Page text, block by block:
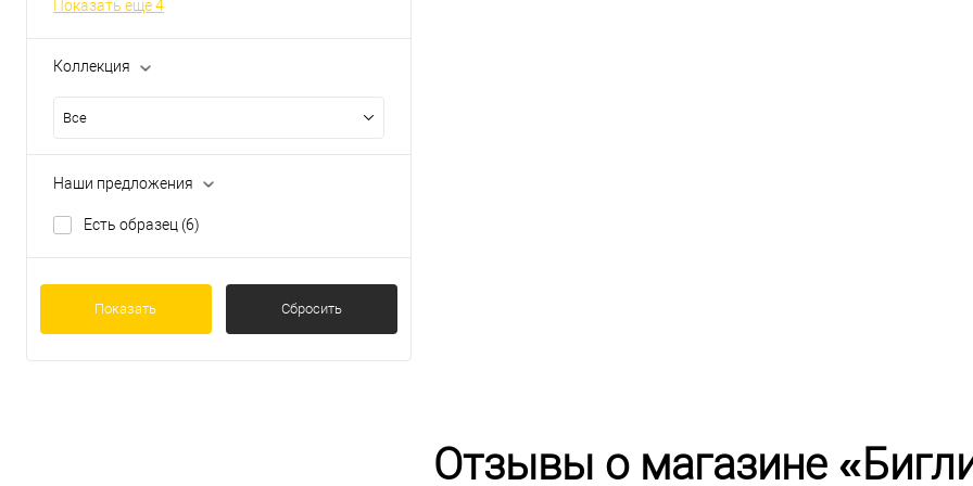
Показать ещё 4
Коллекция
Все
Наши предложения
Есть образец (6)
Показать Сбросить
Отзывы о магазине